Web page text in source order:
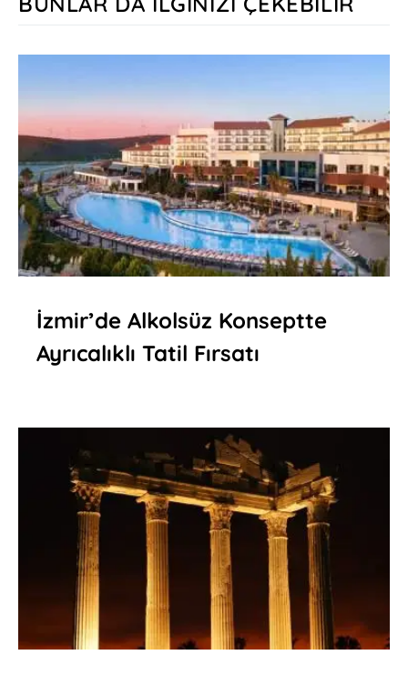
İzmir’de Alkolsüz Konseptte
Ayrıcalıklı Tatil Fırsatı